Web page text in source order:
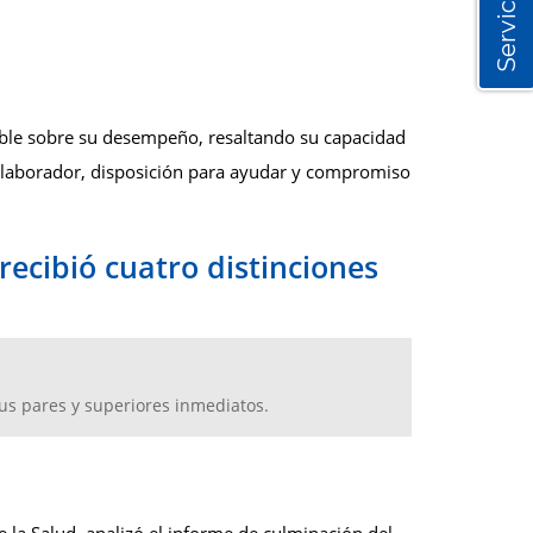
sobre su desempeño, resaltando su capacidad
disposición para ayudar y compromiso
cuatro distinciones
pares y superiores inmediatos.